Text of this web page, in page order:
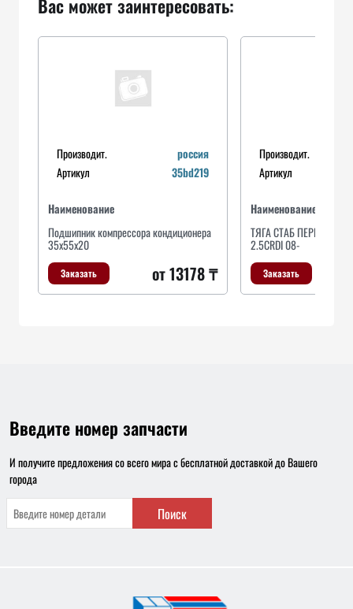
Вас может заинтересовать:
Производит.
россия
Артикул
35bd219
Наименование
Подшипник компрессора кондиционера
35x55x20
Заказать от 13178 ₸
Производит.
Артикул
Наименование
ТЯГА СТАБ ПЕРЕДН ЛЕВ
2.5CRDI 08-
Заказать
Введите номер запчасти
И получите предложения со всего мира с бесплатной доставкой до Вашего
города
Поиск